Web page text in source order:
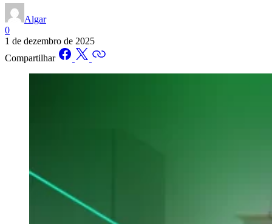
Algar
0
1 de dezembro de 2025
Compartilhar